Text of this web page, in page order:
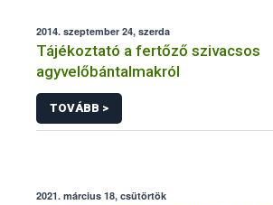
2014. szeptember 24, szerda
Tájékoztató a fertőző szivacsos
agyvelőbántalmakról
TOVÁBB >
2021. március 18, csütörtök